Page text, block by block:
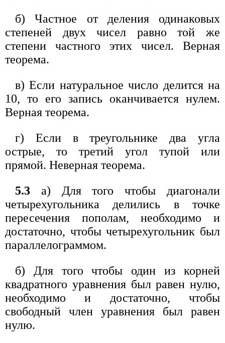
б) Частное от деления одинаковых
степеней двух чисел равно той же
степени частного этих чисел. Верная
теорема.
в) Если натуральное число делится на
10, то его запись оканчивается нулем.
Верная теорема.
г) Если в треугольнике два угла
острые, то третий угол тупой или
прямой. Неверная теорема.
5.3 а) Для того чтобы диагонали
четырехугольника делились в точке
пересечения пополам, необходимо и
достаточно, чтобы четырехугольник был
параллелограммом.
б) Для того чтобы один из корней
квадратного уравнения был равен нулю,
необходимо и достаточно, чтобы
свободный член уравнения был равен
нулю.